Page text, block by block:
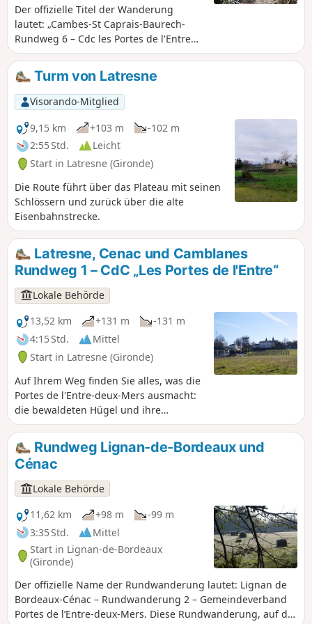
Der offizielle Titel der Wanderung
lautet: „Cambes-St Caprais-Baurech-
Rundweg 6 – Cdc les Portes de l'Entre
Deux Mers“. Eine Rundwanderung, die
durch ihre landschaftliche Vielfalt, die
durchquerten Ortschaften und die
Garonne überrascht, die man verlässt
und nach einer Passage durch dieses
zauberhafte Geflecht aus Hohlwegen
und Baumkronen, das wahre grüne
Tunnel bildet, wiederfindet. Diese
Rundwanderung ist Teil des „Circuit des
Onze Clochers“ (Rundweg der elf
Glockentürme) der
Gemeindegemeinschaft „Portes de
l’Entre-deux-Mers“.
Turm von Latresne
Visorando-Mitglied
9,15 km
+103 m
-102 m
2:55 Std.
Leicht
Start in Latresne (Gironde)
Die Route führt über das Plateau mit seinen
Schlössern und zurück über die alte
Eisenbahnstrecke.
Latresne, Cenac und Camblanes
Rundweg 1 – CdC „Les Portes de l'Entre“
Lokale Behörde
13,52 km
+131 m
-131 m
4:15 Std.
Mittel
Start in Latresne (Gironde)
Auf Ihrem Weg finden Sie alles, was die
Portes de l'Entre-deux-Mers ausmacht:
die bewaldeten Hügel und ihre
Topografie, die unsere Muskeln fordert,
das Wasser als Rückgrat mit der
Pimpine und ihren überraschenden
Feuchtgebieten, die Hohlwege, die
versteckt am Rand zwischen zwei
Weinbergparzellen verlaufen. Rundweg
Nr. 1 der Gemeindegemeinschaft
„Portes de l'Entre-Deux-Mers“
Rundweg Lignan-de-Bordeaux und
Cénac
Lokale Behörde
11,62 km
+98 m
-99 m
3:35 Std.
Mittel
Start in Lignan-de-Bordeaux
(Gironde)
Der offizielle Name der Rundwanderung lautet: Lignan de
Bordeaux-Cénac – Rundwanderung 2 – Gemeindeverband
Portes de l’Entre-deux-Mers. Diese Rundwanderung, auf der